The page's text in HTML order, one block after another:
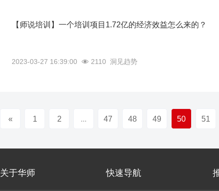
【师说培训】一个培训项目1.72亿的经济效益怎么来的？
2023-03-27 16:39:00 2110 洞见趋势
« 1 2 ... 47 48 49 50 51
关于华师 快速导航